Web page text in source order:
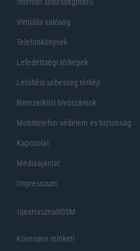
Internet sebességmérő
Virtuális valóság
Telefonkönyvek
Lefedettségi térképek
Letöltési sebesség térkép
Nemzetközi hívószámok
Mobiltelefon védelem és biztonság
Kapcsolat
Médiaajánlat
Impresszum
UjesHasznaltGSM
Kövessen minket!